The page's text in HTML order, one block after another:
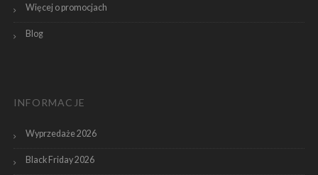
Więcej o promocjach
Blog
INFORMACJE
Wyprzedaże 2026
Black Friday 2026